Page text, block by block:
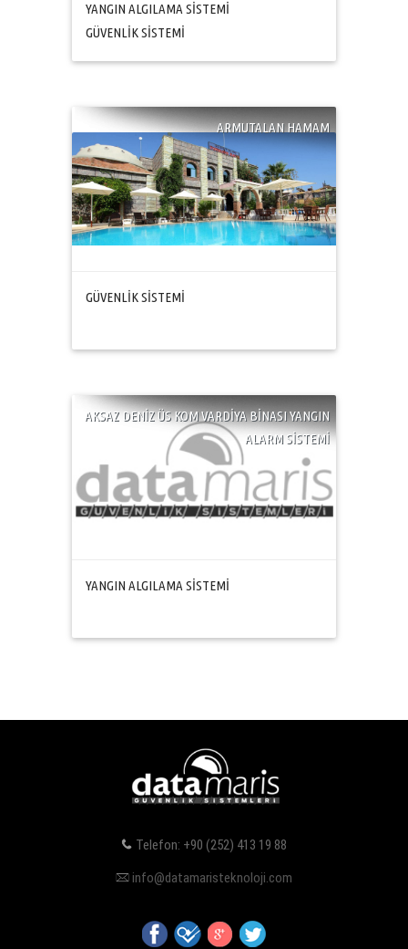
YANGIN ALGILAMA SİSTEMİ
GÜVENLİK SİSTEMİ
ARMUTALAN HAMAM
GÜVENLİK SİSTEMİ
AKSAZ DENİZ ÜS KOM VARDİYA BİNASI YANGIN
ALARM SİSTEMİ
YANGIN ALGILAMA SİSTEMİ
Telefon: +90 (252) 413 19 88
info@datamaristeknoloji.com